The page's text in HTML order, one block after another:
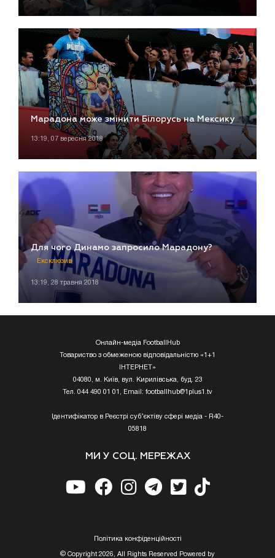
Марадона може змінити Білорусь на Мексику
13:19, 07 вересня 2018
Для чого Динамо запросило Марадону?
Ексклюзив
13:19, 28 травня 2018
Онлайн-медіа FootballHub
Товариство з обмеженою відповідальністю «1+1
ІНТЕРНЕТ»
04080, м. Київ, вул. Кирилівська, буд. 23
Тел. 044 490 01 01, Email: footballhub@1plus1.tv
Ідентифікатор в Реєстрі суб’єктіву сфері медіа - R40-
05818
МИ У СОЦ. МЕРЕЖАХ
Полiтика конфiденцiйностi
© Copyright 2026, All Rights Reserved Powered by